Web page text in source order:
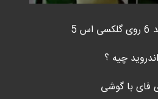
فای با گوشی